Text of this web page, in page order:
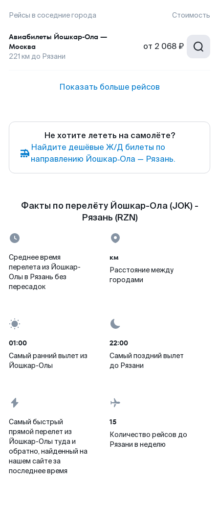
Рейсы в соседние города Стоимость
Авиабилеты Йошкар-Ола —
Москва
221 км до Рязани
от 2 068 ₽
Показать больше рейсов
Не хотите лететь на самолёте?
Найдите дешёвые Ж/Д билеты по
направлению Йошкар‑Ола — Рязань.
Факты по перелёту Йошкар-Ола (JOK) -
Рязань (RZN)
Среднее время
перелета из Йошкар-
Олы в Рязань без
пересадок
км
Расстояние между
городами
01:00
Самый ранний вылет из
Йошкар-Олы
22:00
Самый поздний вылет
до Рязани
Самый быстрый
прямой перелет из
Йошкар-Олы туда и
обратно, найденный на
нашем сайте за
последнее время
15
Количество рейсов до
Рязани в неделю